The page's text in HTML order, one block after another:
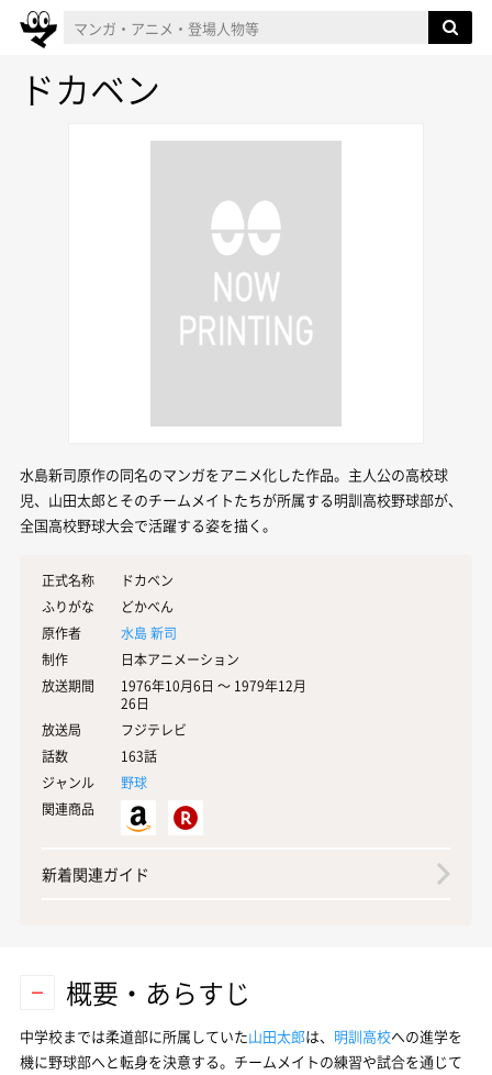
ドカベン
水島新司原作の同名のマンガをアニメ化した作品。主人公の高校球
児、山田太郎とそのチームメイトたちが所属する明訓高校野球部が、
全国高校野球大会で活躍する姿を描く。
正式名称
ドカベン
ふりがな
どかべん
原作者
水島 新司
制作
日本アニメーション
放送期間
1976年10月6日 〜 1979年12月
26日
放送局
フジテレビ
話数
163話
ジャンル
野球
関連商品
新着関連ガイド
概要・あらすじ
中学校までは柔道部に所属していた山田太郎は、 明訓高校への進学を
機に野球部へと転身を決意する。チームメイトの練習や試合を通じて